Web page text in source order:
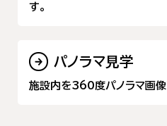
す。
パノラマ見学
施設内を360度パノラマ画像